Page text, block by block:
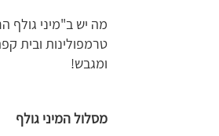
מה יש ב"מיני גולף
טרמפולינות ובית
ומגבש!
מסלול המיני גולף